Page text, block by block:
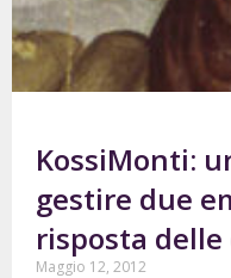
KossiMonti:
gestire due
risposta delle
Maggio 12, 2012